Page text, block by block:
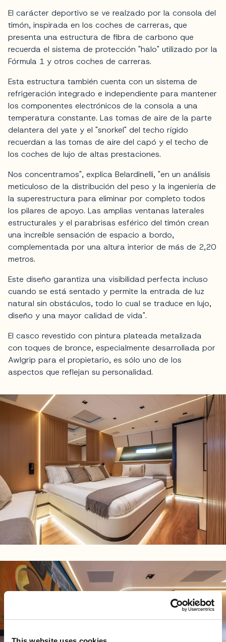
El carácter deportivo se ve realzado por la consola del
timón, inspirada en los coches de carreras, que
presenta una estructura de fibra de carbono que
recuerda el sistema de protección "halo" utilizado por la
Fórmula 1 y otros coches de carreras.
Esta estructura también cuenta con un sistema de
refrigeración integrado e independiente para mantener
los componentes electrónicos de la consola a una
temperatura constante. Las tomas de aire de la parte
delantera del yate y el "snorkel" del techo rígido
recuerdan a las tomas de aire del capó y el techo de
los coches de lujo de altas prestaciones.
Nos concentramos", explica Belardinelli, "en un análisis
meticuloso de la distribución del peso y la ingeniería de
la superestructura para eliminar por completo todos
los pilares de apoyo. Las amplias ventanas laterales
estructurales y el parabrisas esférico del timón crean
una increíble sensación de espacio a bordo,
complementada por una altura interior de más de 2,20
metros.
Este diseño garantiza una visibilidad perfecta incluso
cuando se está sentado y permite la entrada de luz
natural sin obstáculos, todo lo cual se traduce en lujo,
diseño y una mayor calidad de vida".
El casco revestido con pintura plateada metalizada
con toques de bronce, especialmente desarrollada por
Awlgrip para el propietario, es sólo uno de los
aspectos que reflejan su personalidad.